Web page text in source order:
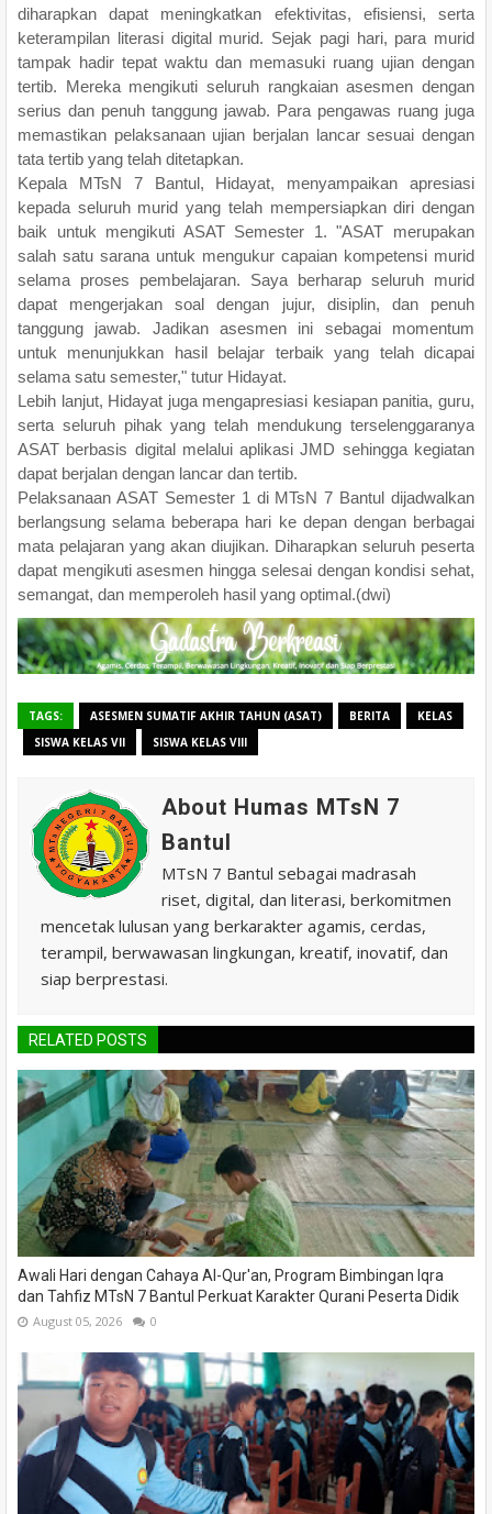
diharapkan dapat meningkatkan efektivitas, efisiensi, serta
keterampilan literasi digital murid. Sejak pagi hari, para murid
tampak hadir tepat waktu dan memasuki ruang ujian dengan
tertib. Mereka mengikuti seluruh rangkaian asesmen dengan
serius dan penuh tanggung jawab. Para pengawas ruang juga
memastikan pelaksanaan ujian berjalan lancar sesuai dengan
tata tertib yang telah ditetapkan.
Kepala MTsN 7 Bantul, Hidayat, menyampaikan apresiasi
kepada seluruh murid yang telah mempersiapkan diri dengan
baik untuk mengikuti ASAT Semester 1. "ASAT merupakan
salah satu sarana untuk mengukur capaian kompetensi murid
selama proses pembelajaran. Saya berharap seluruh murid
dapat mengerjakan soal dengan jujur, disiplin, dan penuh
tanggung jawab. Jadikan asesmen ini sebagai momentum
untuk menunjukkan hasil belajar terbaik yang telah dicapai
selama satu semester," tutur Hidayat.
Lebih lanjut, Hidayat juga mengapresiasi kesiapan panitia, guru,
serta seluruh pihak yang telah mendukung terselenggaranya
ASAT berbasis digital melalui aplikasi JMD sehingga kegiatan
dapat berjalan dengan lancar dan tertib.
Pelaksanaan ASAT Semester 1 di MTsN 7 Bantul dijadwalkan
berlangsung selama beberapa hari ke depan dengan berbagai
mata pelajaran yang akan diujikan. Diharapkan seluruh peserta
dapat mengikuti asesmen hingga selesai dengan kondisi sehat,
semangat, dan memperoleh hasil yang optimal.(dwi)
TAGS: ASESMEN SUMATIF AKHIR TAHUN (ASAT) BERITA
KELAS
SISWA KELAS VII
SISWA KELAS VIII
About Humas MTsN 7
Bantul
MTsN 7 Bantul sebagai madrasah
riset, digital, dan literasi, berkomitmen
mencetak lulusan yang berkarakter agamis, cerdas,
terampil, berwawasan lingkungan, kreatif, inovatif, dan
siap berprestasi.
RELATED POSTS
Awali Hari dengan Cahaya Al-Qur'an, Program Bimbingan Iqra
dan Tahfiz MTsN 7 Bantul Perkuat Karakter Qurani Peserta Didik
August 05, 2026 0